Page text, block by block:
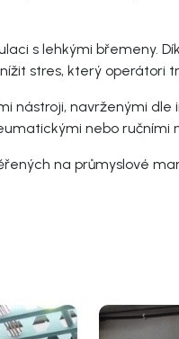
s lehkými břemeny.
stres, který operátori
nástroji, navrženými
nebo
na průmyslové